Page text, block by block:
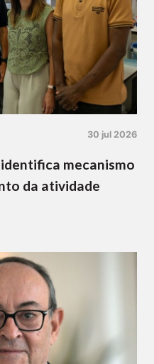
30 jul 2026
mecanismo
da atividade